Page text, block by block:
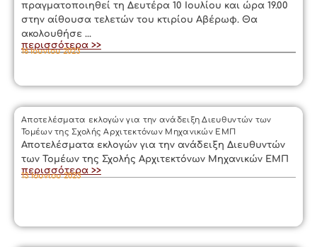
πραγματοποιηθεί τη Δευτέρα 10 Ιουλίου και ώρα 19.00
στην αίθουσα τελετών του κτιρίου Αβέρωφ. Θα
ακολουθήσε ...
περισσότερα >>
16 Ιουνίου 2023
Αποτελέσματα εκλογών για την ανάδειξη Διευθυντών των
Τομέων της Σχολής Αρχιτεκτόνων Μηχανικών ΕΜΠ
Αποτελέσματα εκλογών για την ανάδειξη Διευθυντών
των Τομέων της Σχολής Αρχιτεκτόνων Μηχανικών ΕΜΠ
περισσότερα >>
13 Ιουνίου 2023